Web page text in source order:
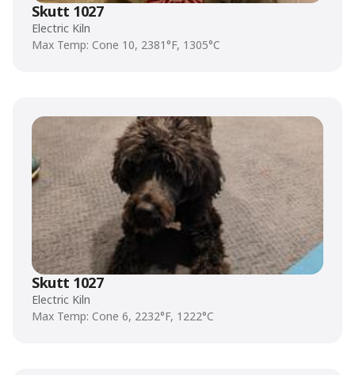
Skutt 1027
Electric Kiln
Max Temp: Cone 10, 2381°F, 1305°C
Skutt 1027
Electric Kiln
Max Temp: Cone 6, 2232°F, 1222°C